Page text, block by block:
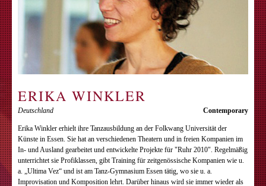
ERIKA WINKLER
Contemporary
Deutschland
Erika Winkler erhielt ihre Tanzausbildung an der Folkwang Universität der
Künste in Essen. Sie hat an verschiedenen Theatern und in freien Kompanien im
In- und Ausland gearbeitet und entwickelte Projekte für "Ruhr 2010". Regelmäßig
unterrichtet sie Profiklassen, gibt Training für zeitgenössische Kompanien wie u.
a. „Ultima Vez“ und ist am Tanz-Gymnasium Essen tätig, wo sie u. a.
Improvisation und Komposition lehrt. Darüber hinaus wird sie immer wieder als